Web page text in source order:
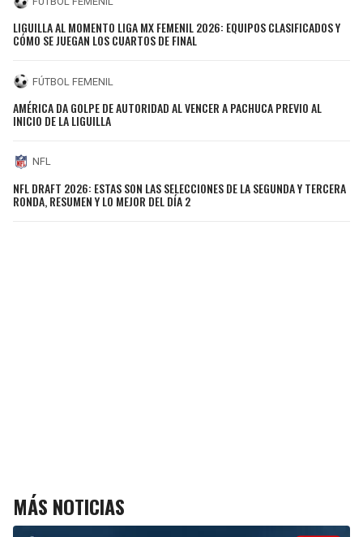
LIGUILLA AL MOMENTO LIGA MX FEMENIL 2026: EQUIPOS CLASIFICADOS Y
CÓMO SE JUEGAN LOS CUARTOS DE FINAL
FÚTBOL FEMENIL
AMÉRICA DA GOLPE DE AUTORIDAD AL VENCER A PACHUCA PREVIO AL
INICIO DE LA LIGUILLA
NFL
NFL DRAFT 2026: ESTAS SON LAS SELECCIONES DE LA SEGUNDA Y TERCERA
RONDA, RESUMEN Y LO MEJOR DEL DÍA 2
MÁS NOTICIAS